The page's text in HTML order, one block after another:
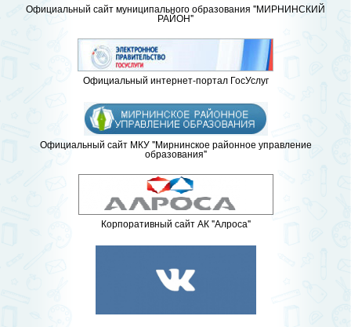
Официальный сайт муниципального образования "МИРНИНСКИЙ
РАЙОН"
Официальный интернет-портал ГосУслуг
Официальный сайт МКУ "Мирнинское районное управление
образования"
Корпоративный сайт АК "Алроса"